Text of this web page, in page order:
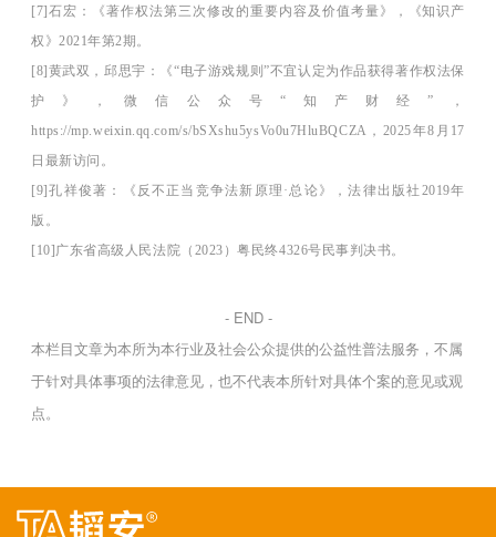
[7] 石宏 ：《著作权法第三次修改的重要内容及价值考量》，
《知识产
权》2021年第2期。
[8] 黄武双，邱思宇：《“电子游戏规则”不宜认定为作品获得著作权法保
护》，微信公众号“知产财经”，
https://mp.weixin.qq.com/s/bSXshu5ysVo0u7HluBQCZA ， 2025年8月17
日最新访问。
[9] 孔祥俊著：《反不正当竞争法新原理 ·总论》，法律出版社2019年
版。
[10]广东省高级人民法院（ 2023）粤民终4326号民事判决书。
- END -
本栏目文章为本所为本行业及社会公众提供的公益性普法服务，不属
于针对具体事项的法律意见，也不代表本所针对具体个案的意见或观
点。